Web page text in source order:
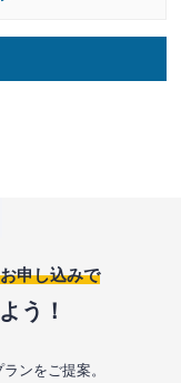
申し込みで
う！
ンをご提案。